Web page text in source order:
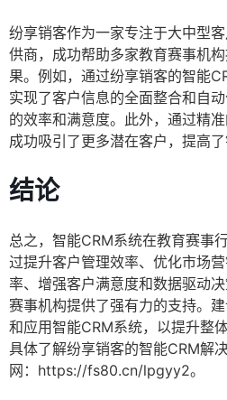
纷享销客作为一家专注于大中型
供商，成功帮助多家教育赛事机
果。例如，通过纷享销客的智能
实现了客户信息的全面整合和自
的效率和满意度。此外，通过精
成功吸引了更多潜在客户，提高了
结论
总之，智能CRM系统在教育赛事
过提升客户管理效率、优化市场
率、增强客户满意度和数据驱动
赛事机构提供了强有力的支持。
和应用智能CRM系统，以提升整
具体了解纷享销客的智能CRM解
网：https://fs80.cn/lpgyy2。